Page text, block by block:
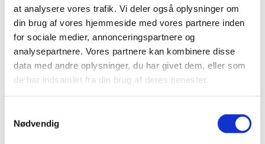
at analysere vores trafik. Vi deler også oplysninger om
din brug af vores hjemmeside med vores partnere inden
for sociale medier, annonceringspartnere og
analysepartnere. Vores partnere kan kombinere disse
data med andre oplysninger, du har givet dem, eller som
de har indsamlet fra din brug af deres tjenester.
Nødvendig
GCP guideline (ICH E6 R3)
|6. marts 2025 |
Lægemiddelstyrelsen afholder den 27. og 28. februar
2025 fra kl. 14.30 – 18.00 gå-hjem-møder om den…
Nyt interaktivt kort giver patienter hurtigt
overblik over kliniske forsøg i EU
|5. marts 2025
Med et nyt interaktivt kort kan både patienter og